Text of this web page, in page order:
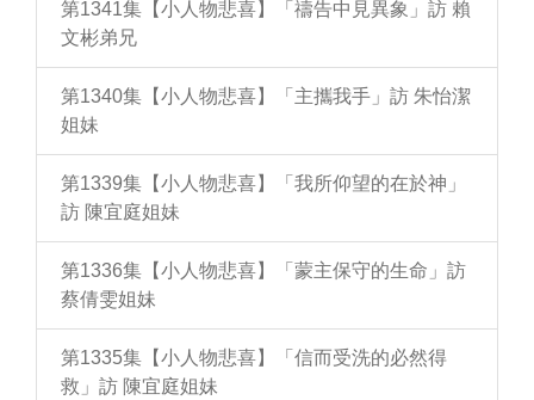
第1341集【小人物悲喜】「禱告中見異象」訪 賴
文彬弟兄
第1340集【小人物悲喜】「主攜我手」訪 朱怡潔
姐妹
第1339集【小人物悲喜】「我所仰望的在於神」
訪 陳宜庭姐妹
第1336集【小人物悲喜】「蒙主保守的生命」訪
蔡倩雯姐妹
第1335集【小人物悲喜】「信而受洗的必然得
救」訪 陳宜庭姐妹